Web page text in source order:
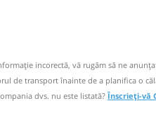
incorectă, vă rugăm să ne
de transport înainte de a planifica o
dvs. nu este listată?Înscrieți-vă